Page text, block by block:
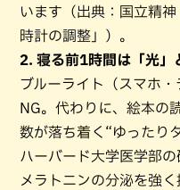
います（出典：国立精
時計の調整」）。
2. 寝る前1時間は「光」
ブルーライト（スマホ
NG。代わりに、絵本の
数が落ち着く“ゆったり
ハーバード大学医学部
メラトニンの分泌を強